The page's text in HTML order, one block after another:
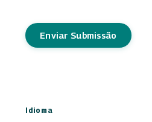
Enviar Submissão
Idioma